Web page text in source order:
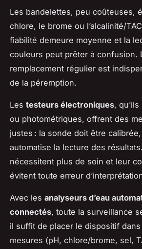
Les bandelettes, peu coûteuses,
chlore, le brome ou l’alcalinité/
fiabilité demeure moyenne et la
couleurs peut prêter à confusion.
remplacement régulier est
de la péremption.
Les testeurs électroniques,
ou photométriques, offrent des
justes : la sonde doit être
automatise la lecture des
nécessitent plus de soin et leur
évitent toute erreur
Avec les analyseurs d’eau
connectés, toute la surveillance
il suffit de placer le dispositif dans
mesures (pH, chlore/brome, sel,